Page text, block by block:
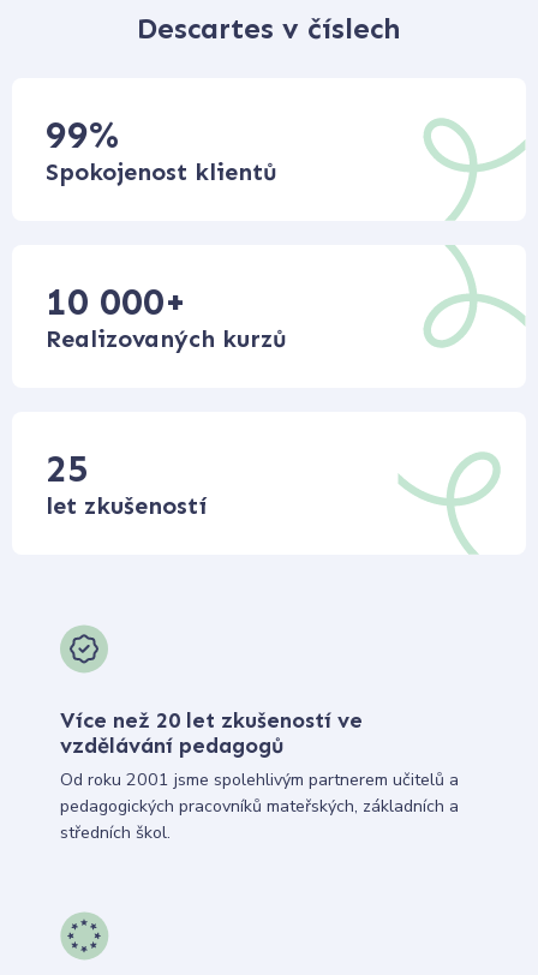
Descartes v číslech
99%
Spokojenost klientů
10 000+
Realizovaných kurzů
25
let zkušeností
Více než 20 let zkušeností ve
vzdělávání pedagogů
Od roku 2001 jsme spolehlivým partnerem učitelů a
pedagogických pracovníků mateřských, základních a
středních škol.